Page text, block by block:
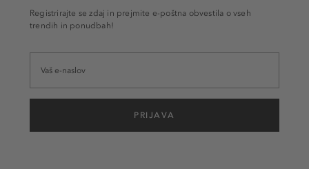
Registrirajte se zdaj in prejmite e-poštna obvestila o vseh
trendih in ponudbah!
PRIJAVA